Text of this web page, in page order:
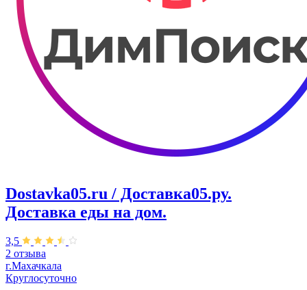
Dostavka05.ru / Доставка05.ру.
Доставка еды на дом.
3,5
2 отзыва
г.Махачкала
Круглосуточно